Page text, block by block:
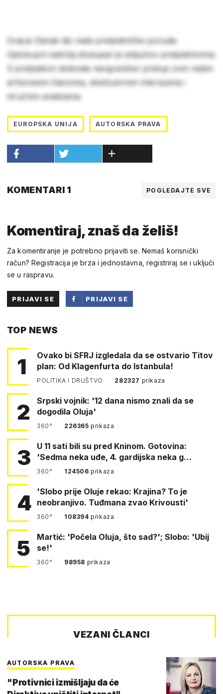
Ovaj je članak dio naše pretplatničke ponude.
Cjelokupni sadržaj dostupan je isključivo pretplatnicima.
S pretplatom dobivate neograničen pristup svim našim
arhiviranim člancima, ekskluzivnim intervjuima i
stručnim analizama.
EUROPSKA UNIJA AUTORSKA PRAVA
KOMENTARI 1 POGLEDAJTE SVE
Komentiraj, znaš da želiš!
Za komentiranje je potrebno prijaviti se. Nemaš korisnički
račun? Registracija je brza i jednostavna, registriraj se i uključi
se u raspravu.
PRIJAVI SE
PRIJAVI SE
TOP NEWS
1
Ovako bi SFRJ izgledala da se ostvario Titov
plan: Od Klagenfurta do Istanbula!
POLITIKA I DRUŠTVO 282327 prikaza
2
Srpski vojnik: '12 dana nismo znali da se
dogodila Oluja'
360° 226365prikaza
3
U 11 sati bili su pred Kninom. Gotovina:
'Sedma neka uđe, 4. gardijska neka g…
360° 124506prikaza
4
'Slobo prije Oluje rekao: Krajina? To je
neobranjivo. Tuđmana zvao Krivousti'
360° 108394prikaza
5
Martić: 'Počela Oluja, što sad?'; Slobo: 'Ubij
se!'
360° 98958 prikaza
VEZANI ČLANCI
AUTORSKA PRAVA
"Protivnici izmišljaju da će